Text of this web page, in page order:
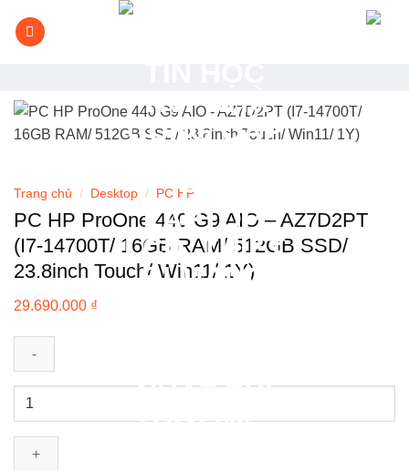
qua
Trang chủ / Desktop / PC HP
PC HP ProOne 440 G9 AIO – AZ7D2PT
(I7-14700T/ 16GB RAM/ 512GB SSD/
23.8inch Touch/ Win11/ 1Y)
29.690.000 ₫
PC
ProOne
440